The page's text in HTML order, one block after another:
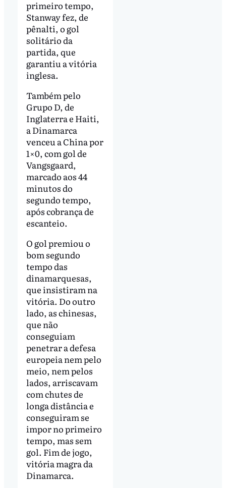
primeiro tempo,
Stanway fez, de
pênalti, o gol
solitário da
partida, que
garantiu a vitória
inglesa.
Também pelo
Grupo D, de
Inglaterra e Haiti,
a Dinamarca
venceu a China por
1×0, com gol de
Vangsgaard,
marcado aos 44
minutos do
segundo tempo,
após cobrança de
escanteio.
O gol premiou o
bom segundo
tempo das
dinamarquesas,
que insistiram na
vitória. Do outro
lado, as chinesas,
que não
conseguiam
penetrar a defesa
europeia nem pelo
meio, nem pelos
lados, arriscavam
com chutes de
longa distância e
conseguiram se
impor no primeiro
tempo, mas sem
gol. Fim de jogo,
vitória magra da
Dinamarca.